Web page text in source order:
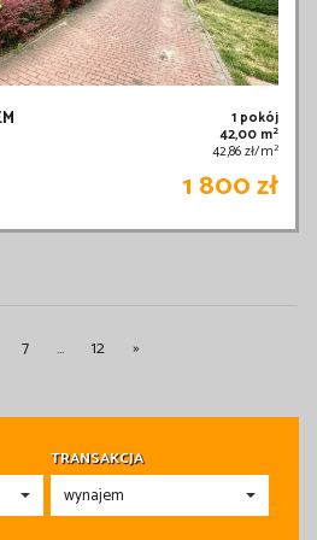
1 pokój
42,00 m2
42,86 zł/m2
1 800 zł
7 ... 12 »
TRANSAKCJA